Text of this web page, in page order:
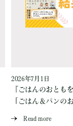
2026年7月1日
『ごはんのおとも
「ごはん＆パンの
Read more